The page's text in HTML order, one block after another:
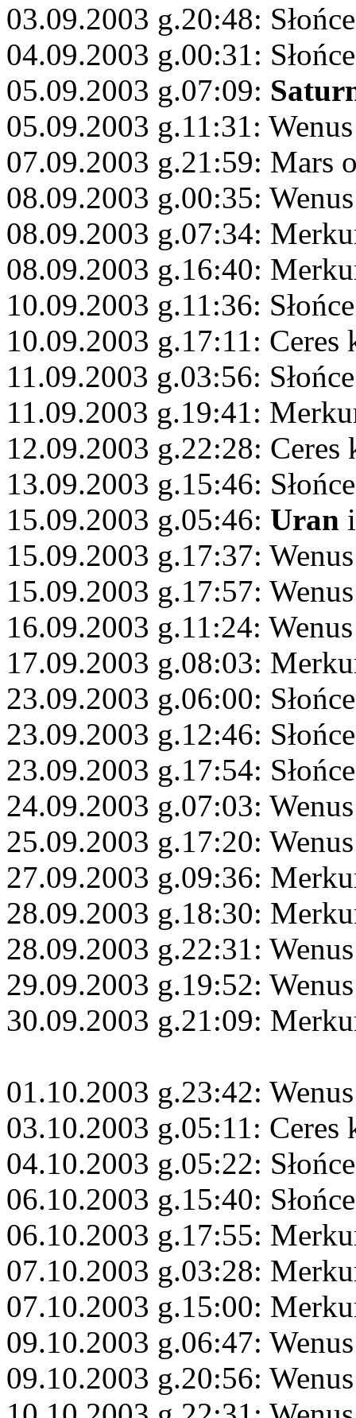
03.09.2003 g.20:48:
04.09.2003 g.00:31:
05.09.2003 g.07:09:
05.09.2003 g.11:31:
07.09.2003 g.21:59: Mars
08.09.2003 g.00:35:
08.09.2003 g.07:34:
08.09.2003 g.16:40:
10.09.2003 g.11:36:
10.09.2003 g.17:11:
11.09.2003 g.03:56:
11.09.2003 g.19:41:
12.09.2003 g.22:28:
13.09.2003 g.15:46:
15.09.2003 g.05:46: Uran
15.09.2003 g.17:37:
15.09.2003 g.17:57:
16.09.2003 g.11:24:
17.09.2003 g.08:03:
23.09.2003 g.06:00:
23.09.2003 g.12:46:
23.09.2003 g.17:54:
24.09.2003 g.07:03:
25.09.2003 g.17:20:
27.09.2003 g.09:36:
28.09.2003 g.18:30:
28.09.2003 g.22:31:
29.09.2003 g.19:52:
30.09.2003 g.21:09:
01.10.2003 g.23:42:
03.10.2003 g.05:11:
04.10.2003 g.05:22:
06.10.2003 g.15:40:
06.10.2003 g.17:55:
07.10.2003 g.03:28:
07.10.2003 g.15:00:
09.10.2003 g.06:47:
09.10.2003 g.20:56: